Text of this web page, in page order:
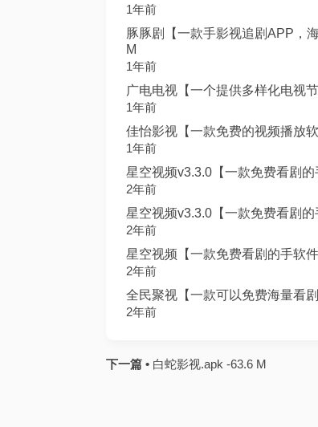
1年前
豚豚剧【一款手影视追剧APP，
M
1年前
广电电视【一个提供多样化电视
1年前
佳怡影视【一款免费的视频播放
1年前
星空视频v3.3.0【一款免费看剧
2年前
星空视频v3.3.0【一款免费看剧
2年前
星空视频【一款免费看剧的手软
2年前
全民聚视【一款可以免费海量看
2年前
下一篇 • 白蛇影视.apk -63.6 M